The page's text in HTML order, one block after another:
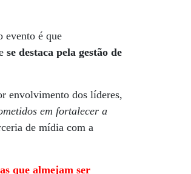
evento é que
se destaca pela gestão de
envolvimento dos líderes,
em fortalecer a
de mídia com a
que almejam ser